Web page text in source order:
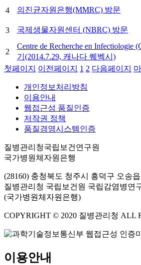
4 의진균자원은행(MMRC) 방문
3
국제생물자원센터 (NBRC) 방문
2
Centre de Recherche en Infectiologie
기(2014.7.29, 캐나다 퀘벡시)
첫페이지
이전페이지 1 2 다음페이지
개인정보처리방침
이용안내
웹접근성 품질인증
저작권 정책
품질경영시스템인증
질병관리청국립보건연구원
국가병원체자원은행
(28160) 충청북도 청주시 흥덕구 오송
질병관리청 국립보건원 국립감염병연
(국가병원체자원은행)
COPYRIGHT © 2020 질병관리청 ALL
이용안내